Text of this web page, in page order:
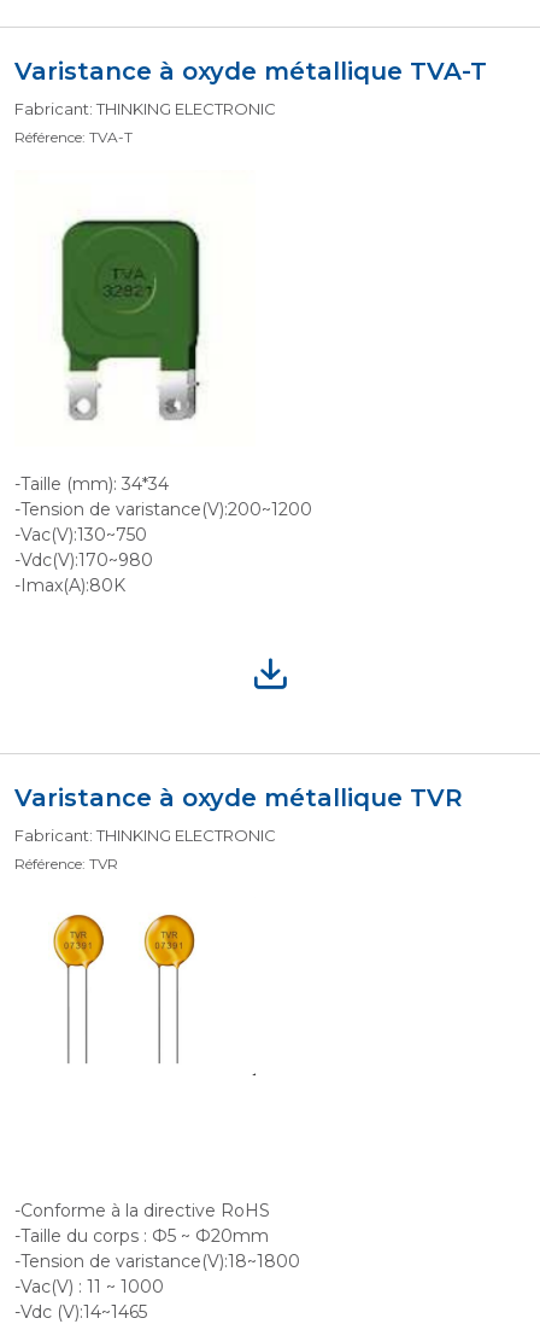
Varistance à oxyde métallique TVA-T
Fabricant: THINKING ELECTRONIC
Référence: TVA-T
-Taille (mm): 34*34
-Tension de varistance(V):200~1200
-Vac(V):130~750
-Vdc(V):170~980
-Imax(A):80K
Varistance à oxyde métallique TVR
Fabricant: THINKING ELECTRONIC
Référence: TVR
-Conforme à la directive RoHS
-Taille du corps : Ф5 ~ Ф20mm
-Tension de varistance(V):18~1800
-Vac(V) : 11 ~ 1000
-Vdc (V):14~1465